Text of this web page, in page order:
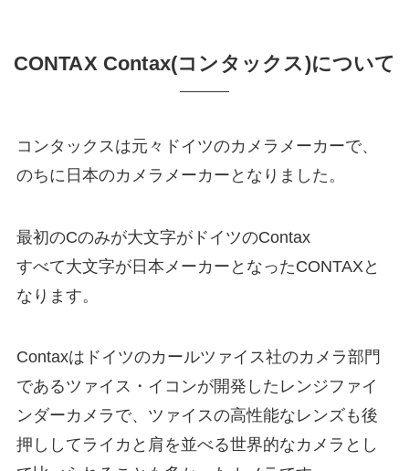
CONTAX Contax(コンタックス)について
コンタックスは元々ドイツのカメラメーカーで、
のちに日本のカメラメーカーとなりました。
最初のCのみが大文字がドイツのContax
すべて大文字が日本メーカーとなったCONTAXと
なります。
Contaxはドイツのカールツァイス社のカメラ部門
であるツァイス・イコンが開発したレンジファイ
ンダーカメラで、ツァイスの高性能なレンズも後
押ししてライカと肩を並べる世界的なカメラとし